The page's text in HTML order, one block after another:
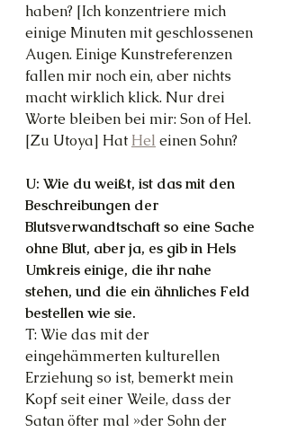
haben? [Ich konzentriere mich
einige Minuten mit geschlossenen
Augen. Einige Kunstreferenzen
fallen mir noch ein, aber nichts
macht wirklich klick. Nur drei
Worte bleiben bei mir: Son of Hel.
[Zu Utoya] Hat Hel einen Sohn?
U: Wie du weißt, ist das mit den
Beschreibungen der
Blutsverwandtschaft so eine Sache
ohne Blut, aber ja, es gib in Hels
Umkreis einige, die ihr nahe
stehen, und die ein ähnliches Feld
bestellen wie sie.
T: Wie das mit der
eingehämmerten kulturellen
Erziehung so ist, bemerkt mein
Kopf seit einer Weile, dass der
Satan öfter mal »der Sohn der